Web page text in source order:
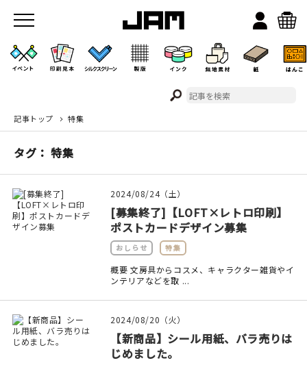
JAMのこと
お店/ワークスペース
印刷見本
シルクスクリーン
記事トップ 特集
タグ： 特集
2024/08/24（土）
[募集終了]【LOFT×レトロ印刷】
ポストカードデザイン募集
おしらせ 特集
概要 文房具からコスメ、キャラクター雑貨やイ
ンテリアなどを取 ...
2024/08/20（火）
【新商品】シール用紙、バラ売りは
じめました。